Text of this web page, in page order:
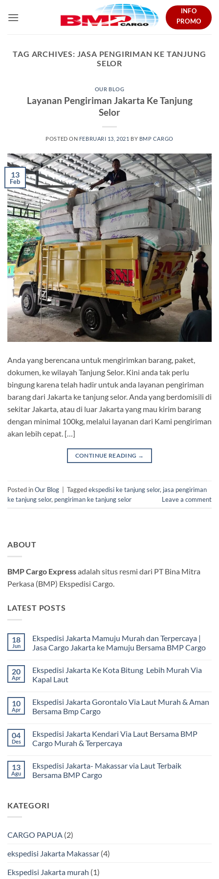
INFO
PROMO
TAG ARCHIVES: JASA PENGIRIMAN KE TANJUNG
SELOR
OUR BLOG
Layanan Pengiriman Jakarta Ke Tanjung
Selor
POSTED ON FEBRUARI 13, 2021 BY BMP CARGO
13
Feb
Anda yang berencana untuk mengirimkan barang, paket,
dokumen, ke wilayah Tanjung Selor. Kini anda tak perlu
bingung karena telah hadir untuk anda layanan pengiriman
barang dari Jakarta ke tanjung selor. Anda yang berdomisili di
sekitar Jakarta, atau di luar Jakarta yang mau kirim barang
dengan minimal 100kg, melalui layanan dari Kami pengiriman
akan lebih cepat. […]
CONTINUE READING →
Posted inOur Blog Taggedekspedisi ke tanjung selor, jasa pengiriman
ke tanjung selor, pengiriman ke tanjung selor Leave a comment
ABOUT
BMP Cargo Expressadalah situs resmi dari PT Bina Mitra
Perkasa (BMP) Ekspedisi Cargo.
LATEST POSTS
18
Jun
Ekspedisi Jakarta Mamuju Murah dan Terpercaya |
Jasa Cargo Jakarta ke Mamuju Bersama BMP Cargo
komentar
pada
Ekspedisi
Murah
dan
Terpercaya
Cargo
Jakarta
ke
BMP
Cargo
20
Apr
Ekspedisi Jakarta Ke Kota Bitung Lebih Murah Via
Kapal Laut
komentar
pada
Ekspedisi
Kota
Bitung
Lebih
Kapal
Laut
10
Apr
Ekspedisi Jakarta Gorontalo Via Laut Murah & Aman
Bersama Bmp Cargo
komentar
pada
Ekspedisi
Via
Laut
Murah
Bmp
Cargo
04
Des
Ekspedisi Jakarta Kendari Via Laut Bersama BMP
Cargo Murah & Terpercaya
komentar
pada
Ekspedisi
Laut
Bersama
&
13
Agu
Ekspedisi Jakarta- Makassar via Laut Terbaik
Bersama BMP Cargo
pada
Ekspedisi
Laut
BMP
KATEGORI
CARGO PAPUA (2)
ekspedisi Jakarta Makassar (4)
Ekspedisi Jakarta murah (1)